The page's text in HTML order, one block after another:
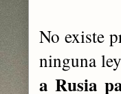
No existe
ninguna
a Rusia